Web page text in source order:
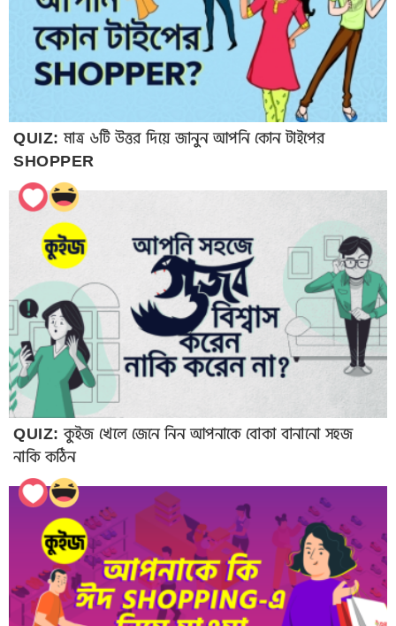
QUIZ: মাত্র ৬টি উত্তর দিয়ে জানুন আপনি কোন টাইপের
SHOPPER
QUIZ: কুইজ খেলে জেনে নিন আপনাকে বোকা বানানো সহজ
নাকি কঠিন